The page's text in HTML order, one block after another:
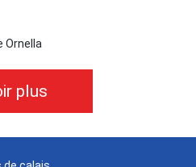
killian62
plus